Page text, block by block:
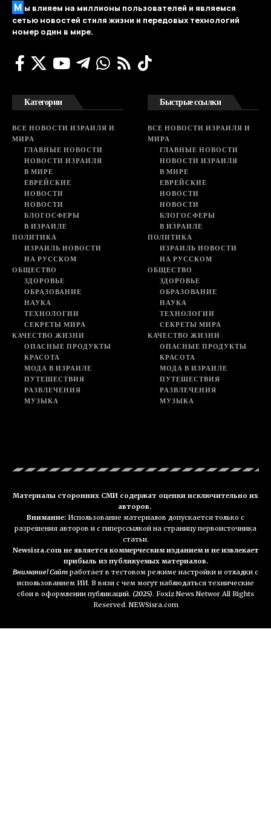
М ы влияем на миллионы пользователей и являемся
сетью новостей стиля жизни и передовых технологий
номер один в мире.
Категории
ВСЕ НОВОСТИ ИЗРАИЛЯ И
МИРА
ГЛАВНЫЕ НОВОСТИ
НОВОСТИ ИЗРАИЛЯ
В МИРЕ
ЕВРЕЙСКИЕ
НОВОСТИ
НОВОСТИ
БЛОГОСФЕРЫ
В ИЗРАИЛЕ
ПОЛИТИКА
ИЗРАИЛЬ НОВОСТИ
НА РУССКОМ
ОБЩЕСТВО
ЗДОРОВЬЕ
ОБРАЗОВАНИЕ
НАУКА
ТЕХНОЛОГИИ
СЕКРЕТЫ МИРА
КАЧЕСТВО ЖИЗНИ
ОПАСНЫЕ ПРОДУКТЫ
КРАСОТА
МОДА В ИЗРАИЛЕ
ПУТЕШЕСТВИЯ
РАЗВЛЕЧЕНИЯ
МУЗЫКА
Быстрые ссылки
ВСЕ НОВОСТИ ИЗРАИЛЯ И
МИРА
ГЛАВНЫЕ НОВОСТИ
НОВОСТИ ИЗРАИЛЯ
В МИРЕ
ЕВРЕЙСКИЕ
НОВОСТИ
НОВОСТИ
БЛОГОСФЕРЫ
В ИЗРАИЛЕ
ПОЛИТИКА
ИЗРАИЛЬ НОВОСТИ
НА РУССКОМ
ОБЩЕСТВО
ЗДОРОВЬЕ
ОБРАЗОВАНИЕ
НАУКА
ТЕХНОЛОГИИ
СЕКРЕТЫ МИРА
КАЧЕСТВО ЖИЗНИ
ОПАСНЫЕ ПРОДУКТЫ
КРАСОТА
МОДА В ИЗРАИЛЕ
ПУТЕШЕСТВИЯ
РАЗВЛЕЧЕНИЯ
МУЗЫКА
Материалы сторонних СМИ содержат оценки исключительно их
авторов.
Внимание: Использование материалов допускается только с
разрешения авторов и с гиперссылкой на страницу первоисточника
статьи.
Newsisra.com не является коммерческим изданием и не извлекает
прибыль из публикуемых материалов.
Внимание! Сайт работает в тестовом режиме настройки и отладки с
использованием ИИ. В вязи с чем могут наблюдаться технические
сбои в оформлении публикаций. (2025). Foxiz News Networ All Rights
Reserved. NEWSisra.com